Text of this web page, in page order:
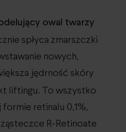
owal twarzy
spłyca zmarszczki
nowych,
jędrność skóry
liftingu. To wszystko
retinalu 0,1%,
R-Retinoate